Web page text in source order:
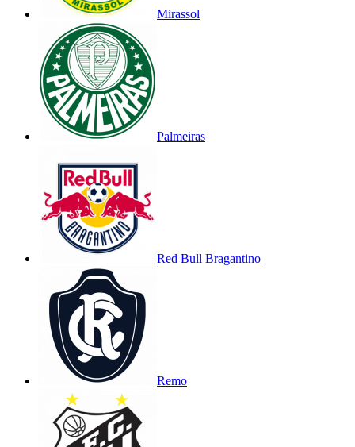
Mirassol
Palmeiras
Red Bull Bragantino
Remo